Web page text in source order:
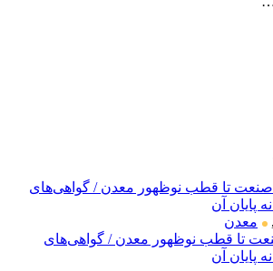
,
معدن
تا قطب نوظهور معدن / گواهی‌های
پایان آن